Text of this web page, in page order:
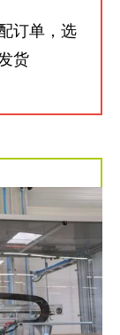
订单，选
货